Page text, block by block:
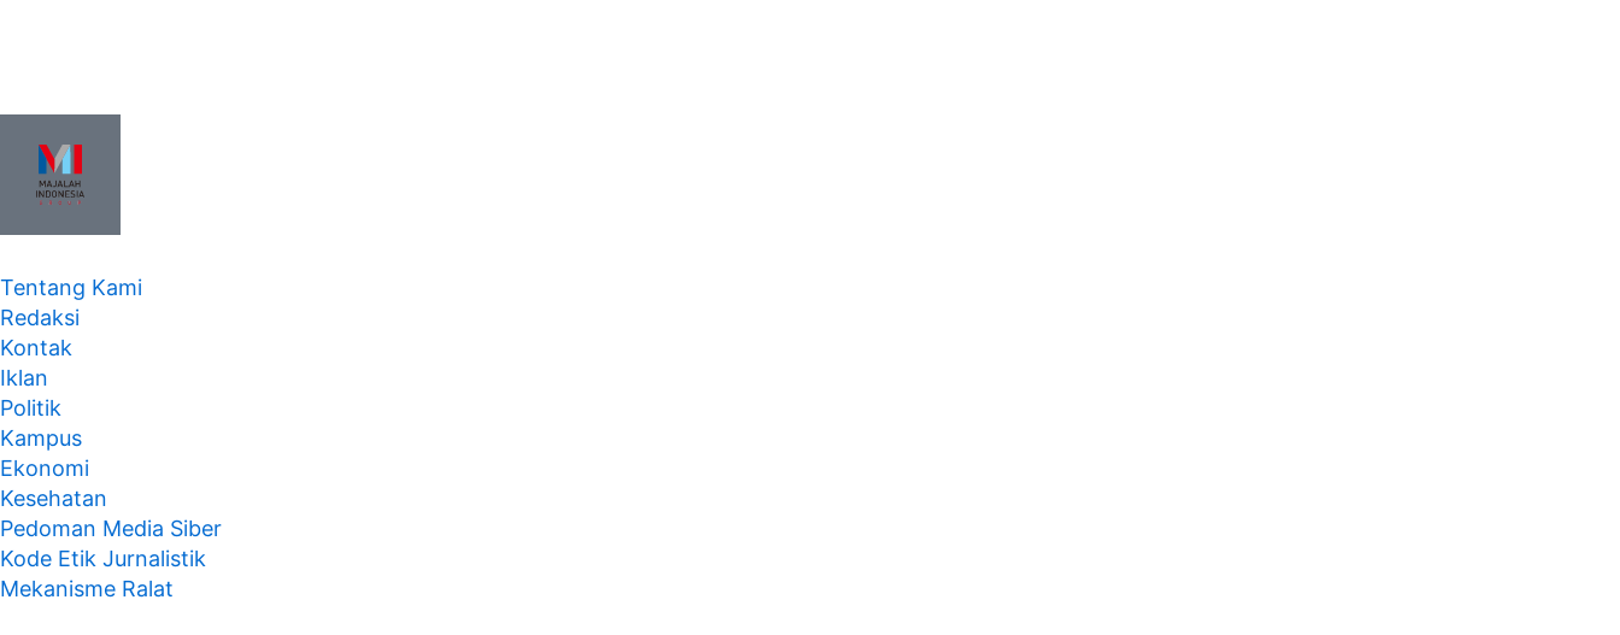
Tentang Kami
Redaksi
Kontak
Iklan
Politik
Kampus
Ekonomi
Kesehatan
Pedoman Media Siber
Kode Etik Jurnalistik
Mekanisme Ralat